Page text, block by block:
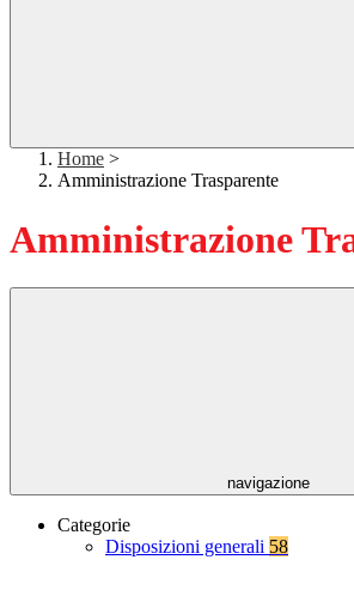
Home >
Amministrazione Trasparente
Amministrazione
navigazione
Categorie
Disposizioni generali 58